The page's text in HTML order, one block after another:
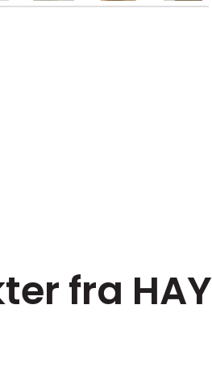
fra HAY